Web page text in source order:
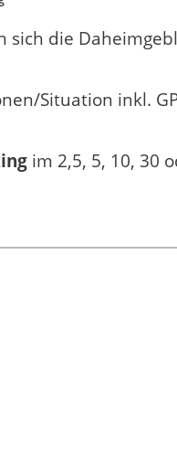
sich die
Situation inkl.
im 2,5, 5, 10, 30